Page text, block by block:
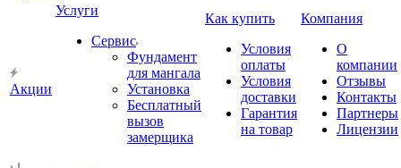
Акции
Услуги
Сервис
Фундамент
для мангала
Установка
Бесплатный
вызов
замерщика
Как купить
Условия
оплаты
Условия
доставки
Гарантия
на товар
Компания
О
компании
Отзывы
Контакты
Партнеры
Лицензии